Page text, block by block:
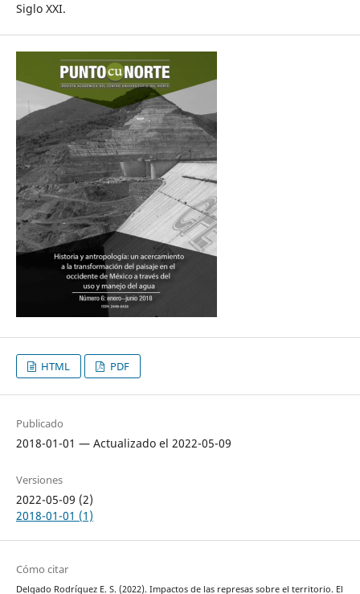
Siglo XXI.
HTML PDF
Publicado
2018-01-01 — Actualizado el 2022-05-09
Versiones
2022-05-09 (2)
2018-01-01 (1)
Cómo citar
Delgado Rodríguez E. S. (2022). Impactos de las represas sobre el territorio. El